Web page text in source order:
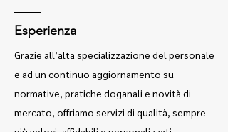
Esperienza
Grazie all’alta specializzazione del personale
e ad un continuo aggiornamento su
normative, pratiche doganali e novità di
mercato, offriamo servizi di qualità, sempre